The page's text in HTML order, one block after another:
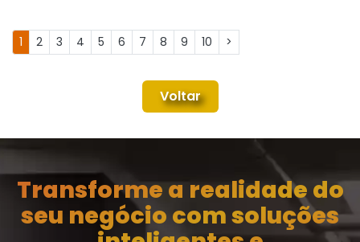
1 2 3 4 5 6 7 8 9 10 >
Voltar
Transforme a realidade do
seu negócio com soluções